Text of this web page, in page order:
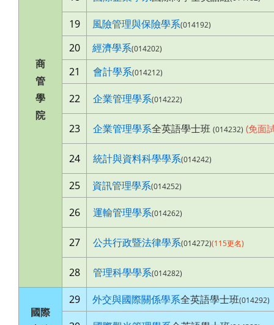
商
管
學
院
19 風險管理與保險學系(014192)
20 經濟學系(014202)
21 會計學系(014212)
22 企業管理學系(014222)
23 企業管理學系全英語學士班 (014232) (免面
24 統計與資料科學學系(014242)
25 資訊管理學系(014252)
26 運輸管理學系(014262)
27 公共行政暨法律學系(014272)(115更名)
28 管理科學學系(014282)
國際
29 外交與國際關係學系全英語學士班(014292)